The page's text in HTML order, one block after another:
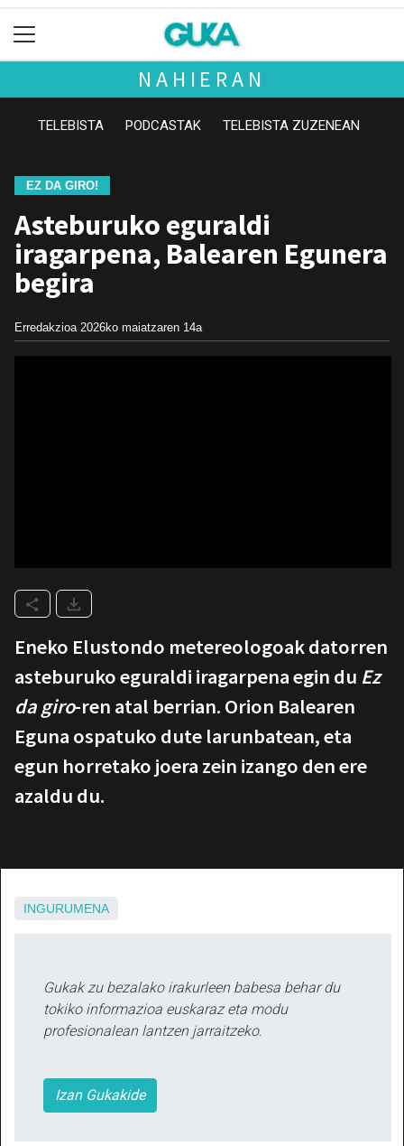
NAHIERAN
TELEBISTA PODCASTAK TELEBISTA ZUZENEAN
EZ DA GIRO!
Asteburuko eguraldi
iragarpena, Balearen Egunera
begira
Erredakzioa 2026ko maiatzaren 14a
Eneko Elustondo metereologoak datorren
asteburuko eguraldi iragarpena egin du Ez
da giro-ren atal berrian. Orion Balearen
Eguna ospatuko dute larunbatean, eta
egun horretako joera zein izango den ere
azaldu du.
INGURUMENA
Gukak zu bezalako irakurleen babesa behar du
tokiko informazioa euskaraz eta modu
profesionalean lantzen jarraitzeko.
Izan Gukakide